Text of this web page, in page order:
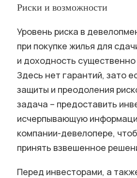
Риски и возможности
Уровень риска в
при покупке жилья для
и доходность
Здесь нет гарантий, зато
защиты и преодоления
задача – предоставить
исчерпывающую
компании-девелопере,
принять взвешенное
Перед инвесторами, а